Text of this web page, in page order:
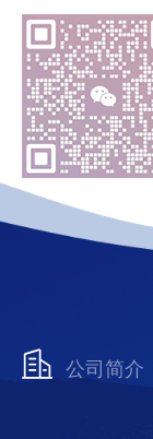
公司简介